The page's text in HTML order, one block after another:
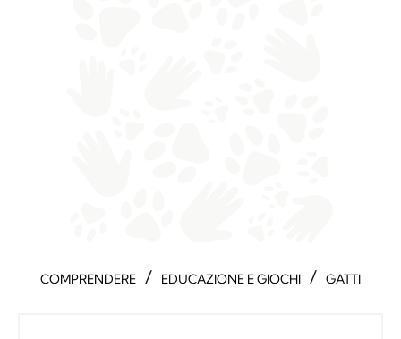
COMPRENDERE / EDUCAZIONE E GIOCHI / GATTI